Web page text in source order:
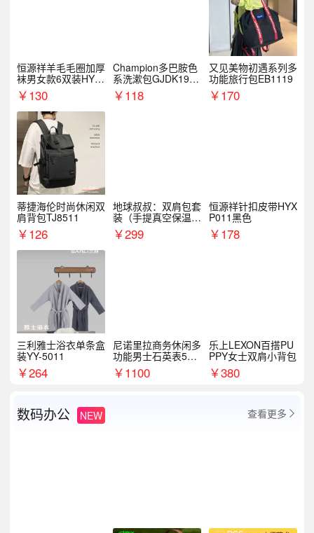
恒源祥羊毛毛圈加厚
袜男女款6双装HYX
068WZ
￥130
Champion多巴胺色
系洗漱包GJDK19R
1￥118
又见美物初遇系列多
功能旅行包EB1119
￥170
蒂捷海伦时尚休闲双
肩背包TJ8511
￥126
地球叔叔：双肩包套
装（手提真空保温杯
+手机挂绳）
￥299
恒源祥针扣皮带HYX
P011黑色
￥178
三利雅士浴衣单条盒
装YY-5011
￥264
尼诺里拉商务休闲多
功能男士石英表510
05
￥1100
乐上LEXON百搭PU
PPY女士双肩小背包
￥380
数码办公 NEW 查看更多 